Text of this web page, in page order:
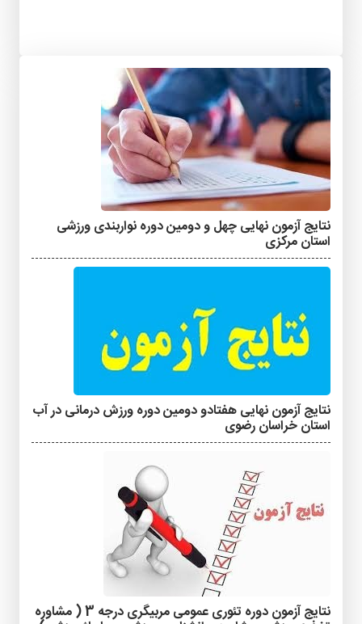
نتایج آزمون نهایی چهل و دومین دوره نواربندی ورزشی
استان مرکزی
نتایج آزمون نهایی هفتادو دومین دوره ورزش درمانی در آب
استان خراسان رضوی
نتایج آزمون دوره تئوری عمومی مربیگری درجه 3 ( مشاوره